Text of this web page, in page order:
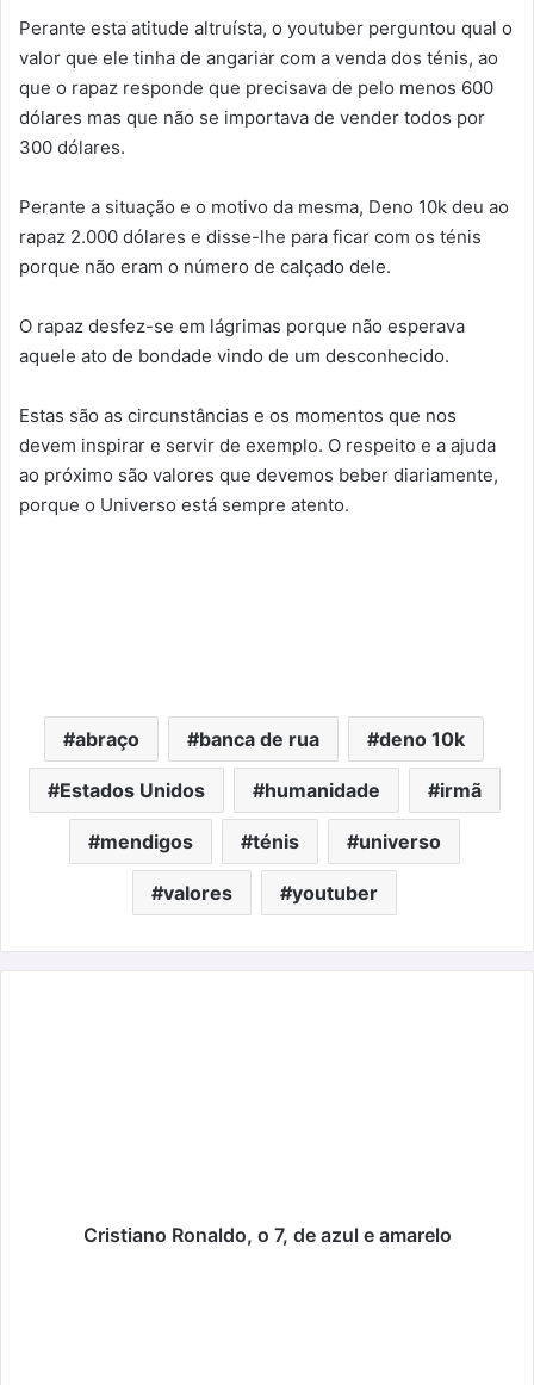
Perante esta atitude altruísta, o youtuber perguntou qual o
valor que ele tinha de angariar com a venda dos ténis, ao
que o rapaz responde que precisava de pelo menos 600
dólares mas que não se importava de vender todos por
300 dólares.
Perante a situação e o motivo da mesma, Deno 10k deu ao
rapaz 2.000 dólares e disse-lhe para ficar com os ténis
porque não eram o número de calçado dele.
O rapaz desfez-se em lágrimas porque não esperava
aquele ato de bondade vindo de um desconhecido.
Estas são as circunstâncias e os momentos que nos
devem inspirar e servir de exemplo. O respeito e a ajuda
ao próximo são valores que devemos beber diariamente,
porque o Universo está sempre atento.
abraço banca de rua deno 10k
Estados Unidos humanidade irmã
mendigos ténis universo
valores youtuber
Cristiano Ronaldo, o 7, de azul e amarelo